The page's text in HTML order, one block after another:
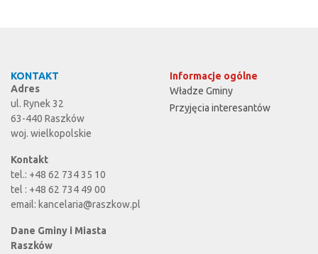
KONTAKT
Adres
ul. Rynek 32
63-440 Raszków
woj. wielkopolskie
Kontakt
tel.: +48 62 734 35 10
tel : +48 62 734 49 00
email: kancelaria@raszkow.pl
Dane Gminy i Miasta
Raszków
Informacje ogólne
Władze Gminy
Przyjęcia interesantów